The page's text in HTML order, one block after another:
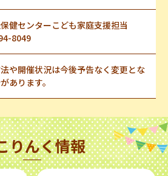
健センターこども家庭支援担当
8049
や開催状況は今後予告なく変更とな
あります。
りんく情報